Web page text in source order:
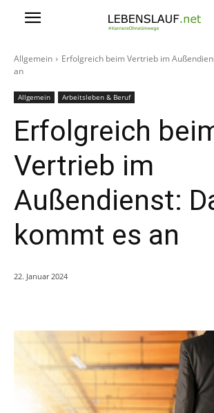
Allgemein
Erfolgreich beim Vertrieb im
an
Allgemein Arbeitsleben & Beruf
Erfolgreich
Vertrieb im
Außendienst:
kommt es an
22. Januar 2024